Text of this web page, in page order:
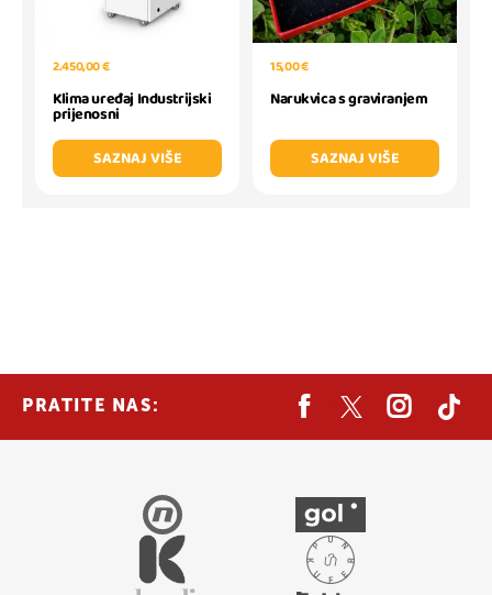
2.450,00 €
Klima uređaj Industrijski
prijenosni
SAZNAJ VIŠE
15,00 €
Narukvica s graviranjem
SAZNAJ VIŠE
PRATITE NAS: